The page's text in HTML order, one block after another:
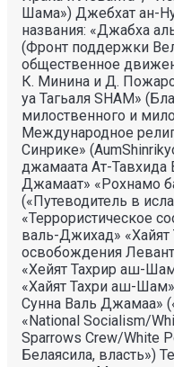
Шама») Джебхат ан-
названия: «Джабха
(Фронт поддержки
общественное
К. Минина и Д.
уа Тагьаля SHAM»
милоственного и
Международное
Синрике»
джамаата Ат-
Джамаат» «Рохнамо
(«Путеводитель в
«Террористическое
валь-Джихад»
освобождения
«Хейят Тахрир аш-
«Хайят Тахри аш-
Сунна Валь Джамаа»
«National Socialism/
Sparrows Crew/White
Белаясила, власть»)